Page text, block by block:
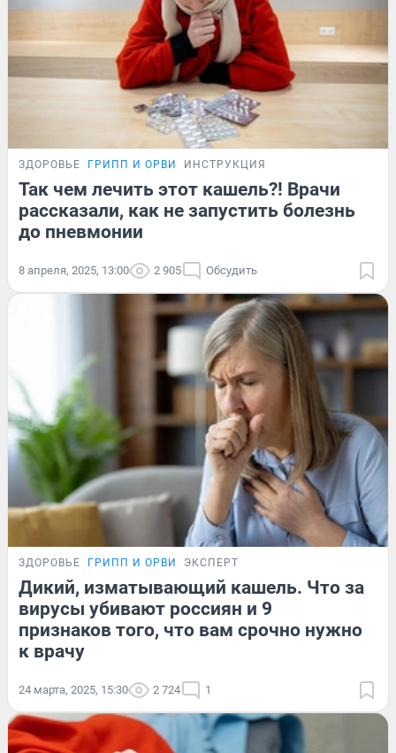
ЗДОРОВЬЕ ГРИПП И ОРВИ ИНСТРУКЦИЯ
Так чем лечить этот кашель?! Врачи
рассказали, как не запустить болезнь
до пневмонии
8 апреля, 2025, 13:00 2 905 Обсудить
ЗДОРОВЬЕ ГРИПП И ОРВИ ЭКСПЕРТ
Дикий, изматывающий кашель. Что за
вирусы убивают россиян и 9
признаков того, что вам срочно нужно
к врачу
24 марта, 2025, 15:30 2 724 1